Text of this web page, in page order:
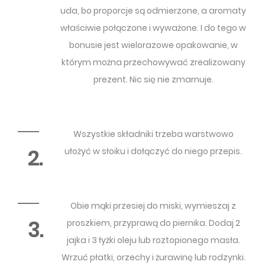
uda, bo proporcje są odmierzone, a aromaty
właściwie połączone i wyważone. I do tego w
bonusie jest wielorazowe opakowanie, w
którym można przechowywać zrealizowany
prezent. Nic się nie zmarnuje.
2.
Wszystkie składniki trzeba warstwowo
ułożyć w słoiku i dołączyć do niego przepis.
3.
Obie mąki przesiej do miski, wymieszaj z
proszkiem, przyprawą do piernika. Dodaj 2
jajka i 3 łyżki oleju lub roztopionego masła.
Wrzuć płatki, orzechy i żurawinę lub rodzynki.